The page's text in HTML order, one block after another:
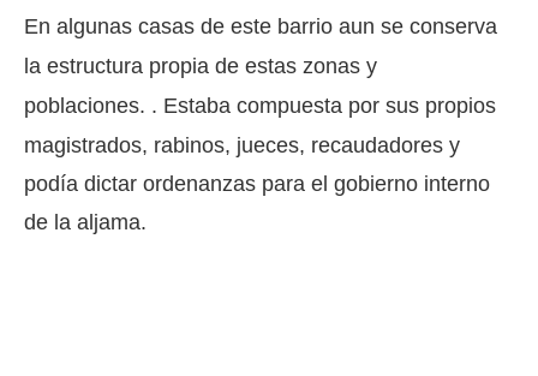
En algunas casas de este barrio aun se conserva
la estructura propia de estas zonas y
poblaciones. . Estaba compuesta por sus propios
magistrados, rabinos, jueces, recaudadores y
podía dictar ordenanzas para el gobierno interno
de la aljama.